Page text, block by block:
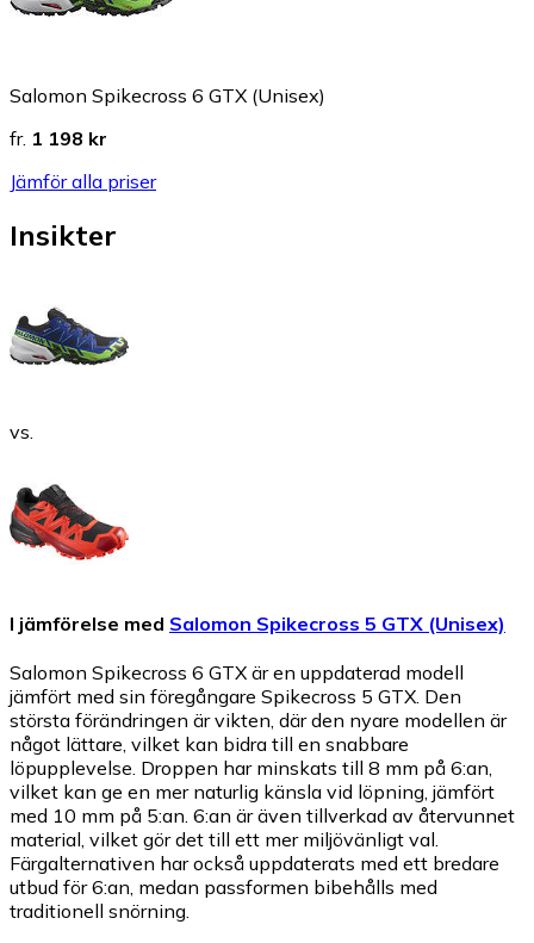
Salomon Spikecross 6 GTX (Unisex)
fr. 1 198 kr
Jämför alla priser
Insikter
vs.
I jämförelse med Salomon Spikecross 5 GTX (Unisex)
Salomon Spikecross 6 GTX är en uppdaterad modell
jämfört med sin föregångare Spikecross 5 GTX. Den
största förändringen är vikten, där den nyare modellen är
något lättare, vilket kan bidra till en snabbare
löpupplevelse. Droppen har minskats till 8 mm på 6:an,
vilket kan ge en mer naturlig känsla vid löpning, jämfört
med 10 mm på 5:an. 6:an är även tillverkad av återvunnet
material, vilket gör det till ett mer miljövänligt val.
Färgalternativen har också uppdaterats med ett bredare
utbud för 6:an, medan passformen bibehålls med
traditionell snörning.